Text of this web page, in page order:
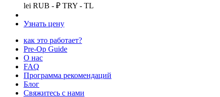
lei RUB - ₽ TRY - TL
Узнать цену
как это работает?
Pre-Op Guide
О нас
FAQ
Программа рекомендаций
Блог
Свяжитесь с нами